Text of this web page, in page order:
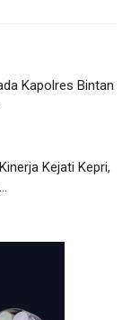
Kapolres Bintan
Kejati Kepri,